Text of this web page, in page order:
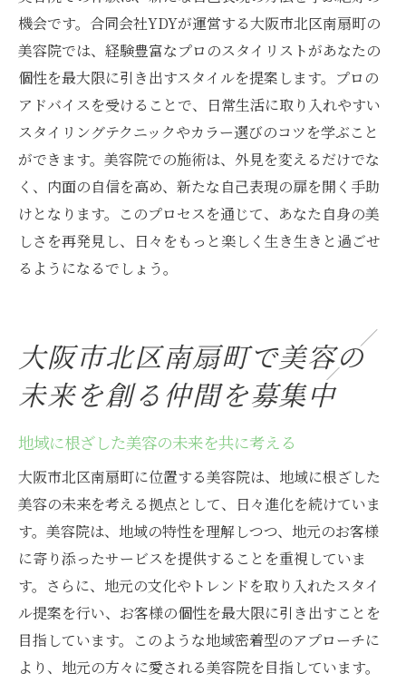
機会です。合同会社YDYが運営する大阪市北区南扇町の
美容院では、経験豊富なプロのスタイリストがあなたの
個性を最大限に引き出すスタイルを提案します。プロの
アドバイスを受けることで、日常生活に取り入れやすい
スタイリングテクニックやカラー選びのコツを学ぶこと
ができます。美容院での施術は、外見を変えるだけでな
く、内面の自信を高め、新たな自己表現の扉を開く手助
けとなります。このプロセスを通じて、あなた自身の美
しさを再発見し、日々をもっと楽しく生き生きと過ごせ
るようになるでしょう。
大阪市北区南扇町で美容の
未来を創る仲間を募集中
地域に根ざした美容の未来を共に考える
大阪市北区南扇町に位置する美容院は、地域に根ざした
美容の未来を考える拠点として、日々進化を続けていま
す。美容院は、地域の特性を理解しつつ、地元のお客様
に寄り添ったサービスを提供することを重視していま
す。さらに、地元の文化やトレンドを取り入れたスタイ
ル提案を行い、お客様の個性を最大限に引き出すことを
目指しています。このような地域密着型のアプローチに
より、地元の方々に愛される美容院を目指しています。